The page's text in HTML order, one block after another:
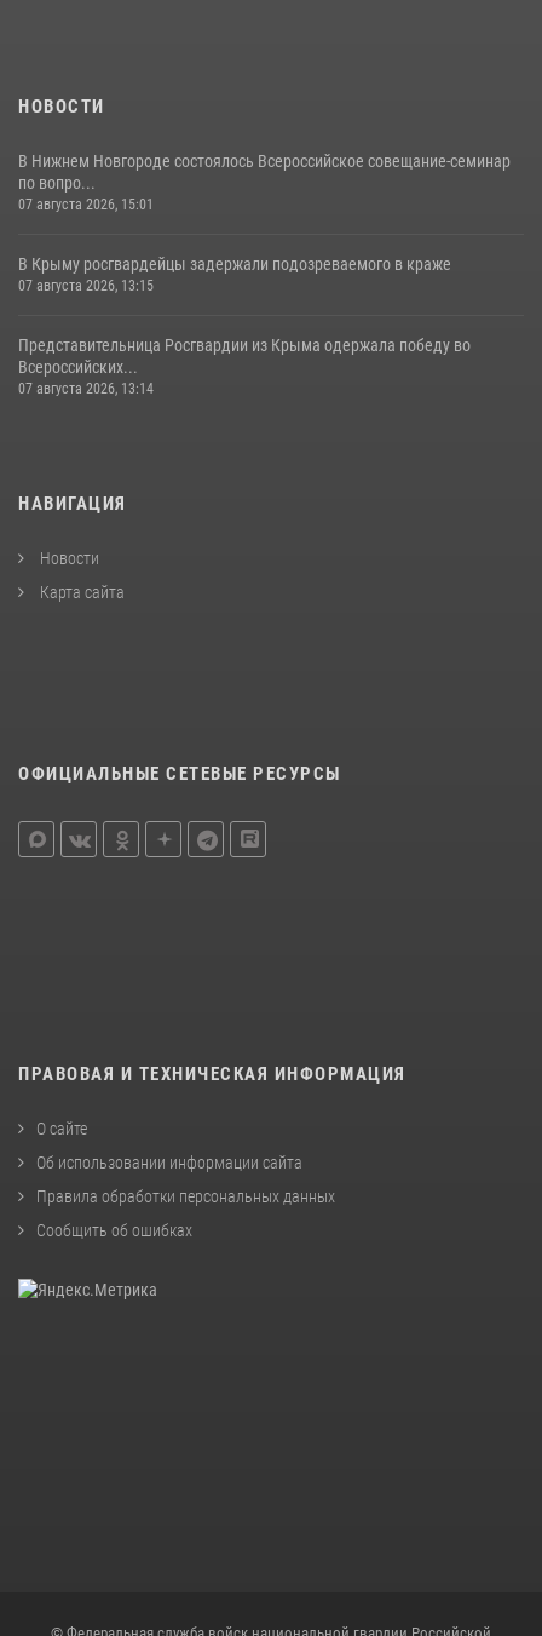
НОВОСТИ
В Нижнем Новгороде состоялось Всероссийское совещание-семинар
по вопро...
07 августа 2026, 15:01
В Крыму росгвардейцы задержали подозреваемого в краже
07 августа 2026, 13:15
Представительница Росгвардии из Крыма одержала победу во
Всероссийских...
07 августа 2026, 13:14
НАВИГАЦИЯ
Новости
Карта сайта
ОФИЦИАЛЬНЫЕ СЕТЕВЫЕ РЕСУРСЫ
ПРАВОВАЯ И ТЕХНИЧЕСКАЯ ИНФОРМАЦИЯ
О сайте
Об использовании информации сайта
Правила обработки персональных данных
Сообщить об ошибках